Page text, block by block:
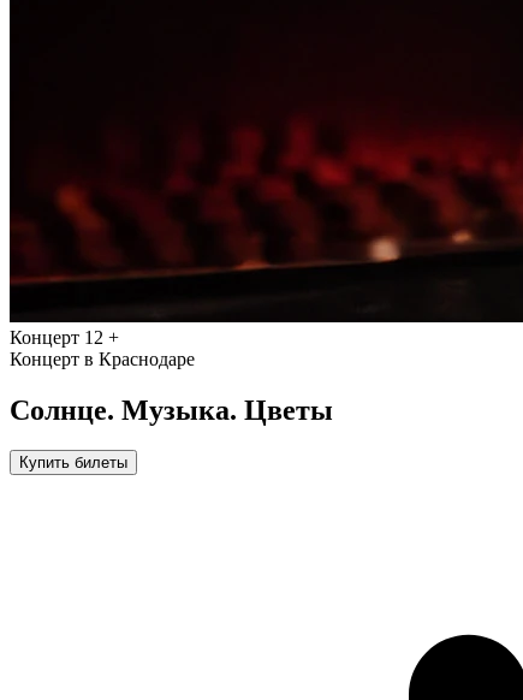
Концерт 12 +
Концерт в Краснодаре
Солнце. Музыка. Цветы
Купить билеты